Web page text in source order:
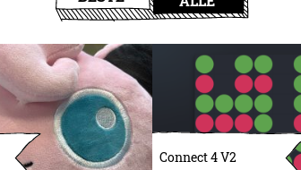
Connect 4 V2